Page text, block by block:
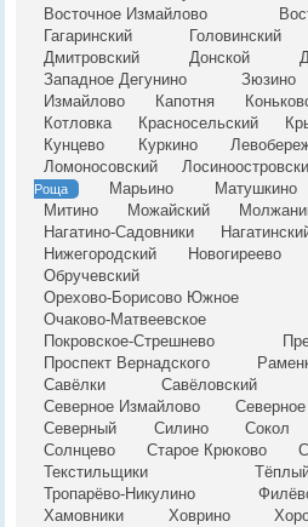
Восточное Измайлово
Гагаринский
Головинский
Дмитровский
Донской
Западное Дегунино
Зюзино
Измайлово
Капотня
Котловка
Красносельский
Кунцево
Куркино
Ломоносовский
Роща
Марьино Матушкино
Митино
Можайский
Нагатино-Садовники
Нижегородский
Новогиреево
Обручевский
Орехово-Борисово Южное
Очаково-Матвеевское
Покровское-Стрешнево
Проспект Вернадского
Савёлки
Савёловский
Северное Измайлово
Северный
Силино Сокол
Солнцево
Старое Крюково
Текстильщики
Тропарёво-Никулино
Хамовники
Ховрино